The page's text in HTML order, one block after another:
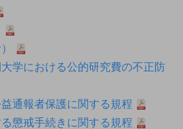
学における公的研究費の不正防
通報者保護に関する規程
懲戒手続きに関する規程